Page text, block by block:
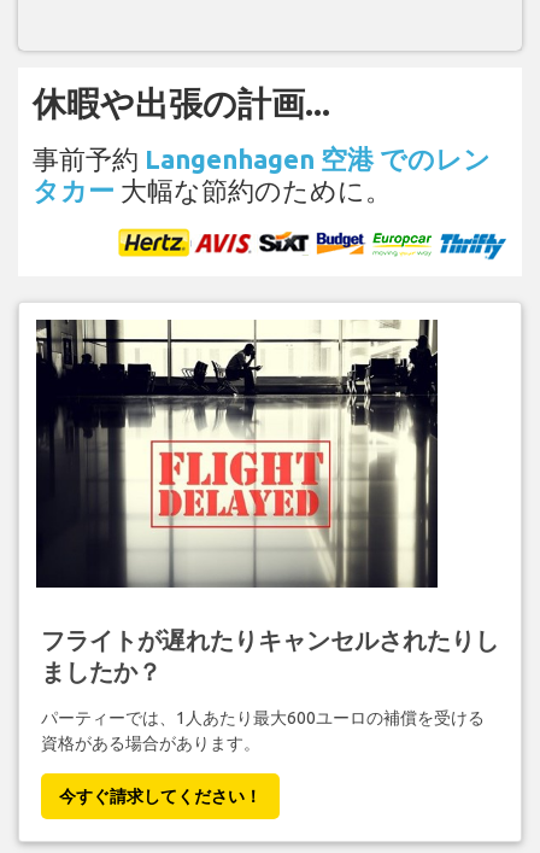
休暇や出張の計画...
事前予約 Langenhagen 空港 でのレン
タカー 大幅な節約のために。
フライトが遅れたりキャンセルされたりし
ましたか？
パーティーでは、1人あたり最大600ユーロの補償を受ける
資格がある場合があります。
今すぐ請求してください！